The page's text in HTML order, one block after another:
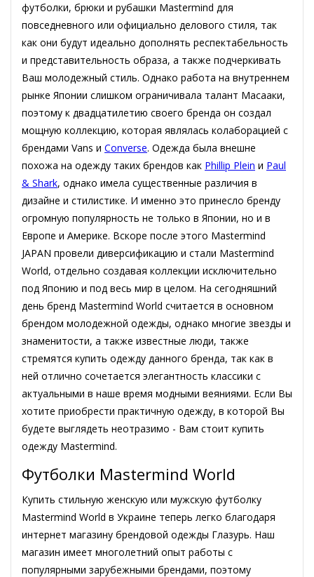
футболки, брюки и рубашки Mastermind для
повседневного или официально делового стиля, так
как они будут идеально дополнять респектабельность
и представительность образа, а также подчеркивать
Ваш молодежный стиль. Однако работа на внутреннем
рынке Японии слишком ограничивала талант Масааки,
поэтому к двадцатилетию своего бренда он создал
мощную коллекцию, которая являлась колаборацией с
брендами Vans и Converse. Одежда была внешне
похожа на одежду таких брендов как Phillip Plein и Paul
& Shark, однако имела существенные различия в
дизайне и стилистике. И именно это принесло бренду
огромную популярность не только в Японии, но и в
Европе и Америке. Вскоре после этого Mastermind
JAPAN провели диверсификацию и стали Mastermind
World, отдельно создавая коллекции исключительно
под Японию и под весь мир в целом. На сегодняшний
день бренд Mastermind World считается в основном
брендом молодежной одежды, однако многие звезды и
знаменитости, а также известные люди, также
стремятся купить одежду данного бренда, так как в
ней отлично сочетается элегантность классики с
актуальными в наше время модными веяниями. Если Вы
хотите приобрести практичную одежду, в которой Вы
будете выглядеть неотразимо - Вам стоит купить
одежду Mastermind.
Футболки Mastermind World
Купить стильную женскую или мужскую футболку
Mastermind World в Украине теперь легко благодаря
интернет магазину брендовой одежды Глазурь. Наш
магазин имеет многолетний опыт работы с
популярными зарубежными брендами, поэтому